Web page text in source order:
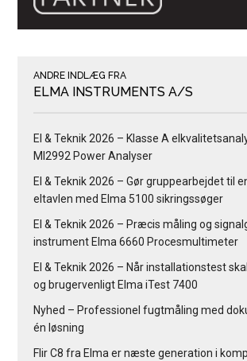
ANDRE INDLÆG FRA
ELMA INSTRUMENTS A/S
El & Teknik 2026 – Klasse A
MI2992 Power Analyser
El & Teknik 2026 – Gør gruppearbejdet til
eltavlen med Elma 5100 sikringssøger
El & Teknik 2026 – Præcis måling og
instrument Elma 6660 Procesmultimeter
El & Teknik 2026 – Når installationstest
og brugervenligt Elma iTest 7400
Nyhed – Professionel fugtmåling med
én løsning
Flir C8 fra Elma er næste generation i